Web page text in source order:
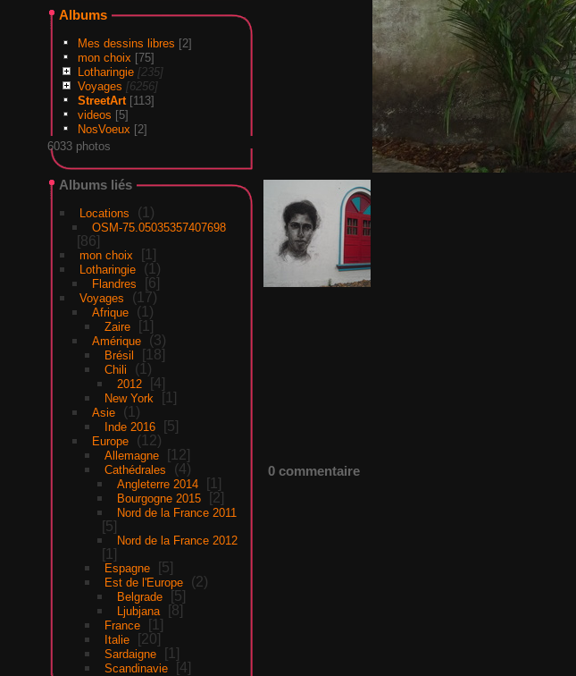
Albums
Mes dessins libres [2]
mon choix [75]
Lotharingie[235]
Voyages [6256]
StreetArt[113]
videos [5]
NosVoeux [2]
6033 photos
Albums liés
Locations 1
OSM-75.05035357407698
86
mon choix 1
Lotharingie 1
Flandres 6
Voyages 17
Afrique 1
Zaire 1
Amérique 3
Brésil 18
Chili 1
2012 4
New York 1
Asie 1
Inde 2016 5
Europe 12
Allemagne 12
Cathédrales 4
Angleterre 2014 1
Bourgogne 2015 2
Nord de la France 2011
5
Nord de la France 2012
1
Espagne 5
Est de l'Europe 2
Belgrade 5
Ljubjana 8
France 1
Italie 20
Sardaigne 1
Scandinavie 4
0 commentaire